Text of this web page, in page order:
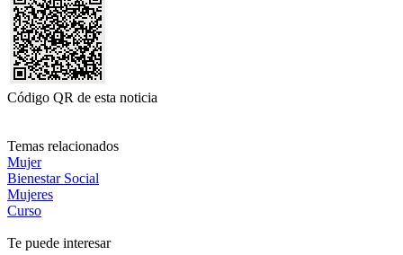
Código QR de esta noticia
Temas relacionados
Mujer
Bienestar Social
Mujeres
Curso
Te puede interesar